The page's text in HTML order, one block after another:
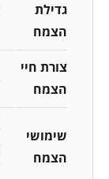
גדילת
הצמח
צורת חיי
הצמח
שימושי
הצמח